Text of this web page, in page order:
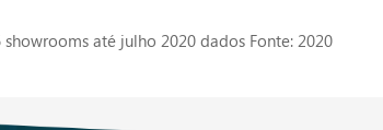
até julho 2020 dados Fonte: 2020